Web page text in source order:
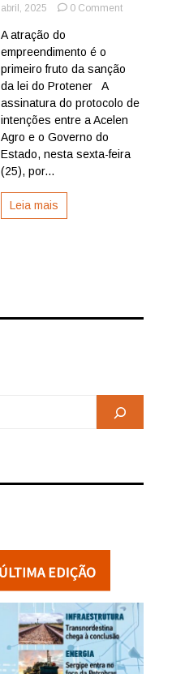
abril, 2025
0 Commenton
unidade
cultivo
da
da
A atração do
empreendimento é o
primeiro fruto da sanção
da lei do Protener A
assinatura do protocolo de
intenções entre a Acelen
Agro e o Governo do
Estado, nesta sexta-feira
(25), por...
Leia mais